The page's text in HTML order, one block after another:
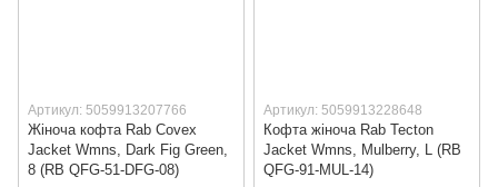
Артикул: 5059913207766
Жіноча кофта Rab Covex
Jacket Wmns, Dark Fig Green,
8 (RB QFG-51-DFG-08)
Артикул: 5059913228648
Кофта жіноча Rab Tecton
Jacket Wmns, Mulberry, L (RB
QFG-91-MUL-14)